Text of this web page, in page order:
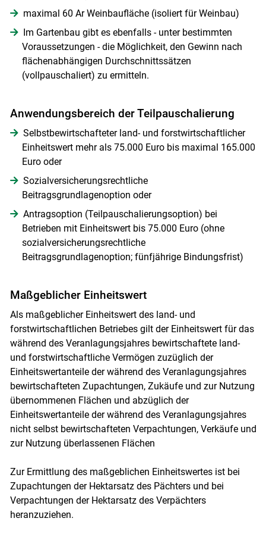
Skip to main content
maximal 60 Ar Weinbaufläche (isoliert für Weinbau)
Im Gartenbau gibt es ebenfalls - unter bestimmten
Voraussetzungen - die Möglichkeit, den Gewinn nach
flächenabhängigen Durchschnittssätzen
(vollpauschaliert) zu ermitteln.
Anwendungsbereich der Teilpauschalierung
Selbstbewirtschafteter land- und forstwirtschaftlicher
Einheitswert mehr als 75.000 Euro bis maximal 165.000
Euro oder
Sozialversicherungsrechtliche
Beitragsgrundlagenoption oder
Antragsoption (Teilpauschalierungsoption) bei
Betrieben mit Einheitswert bis 75.000 Euro (ohne
sozialversicherungsrechtliche
Beitragsgrundlagenoption; fünfjährige Bindungsfrist)
Maßgeblicher Einheitswert
Als maßgeblicher Einheitswert des land- und
forstwirtschaftlichen Betriebes gilt der Einheitswert für das
während des Veranlagungsjahres bewirtschaftete land-
und forstwirtschaftliche Vermögen zuzüglich der
Einheitswertanteile der während des Veranlagungsjahres
bewirtschafteten Zupachtungen, Zukäufe und zur Nutzung
übernommenen Flächen und abzüglich der
Einheitswertanteile der während des Veranlagungsjahres
nicht selbst bewirtschafteten Verpachtungen, Verkäufe und
zur Nutzung überlassenen Flächen
Zur Ermittlung des maßgeblichen Einheitswertes ist bei
Zupachtungen der Hektarsatz des Pächters und bei
Verpachtungen der Hektarsatz des Verpächters
heranzuziehen.